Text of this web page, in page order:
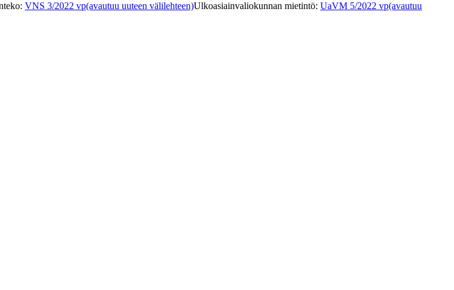
: VNS 3/2022 vp(avautuu uuteen välilehteen)Ulkoasiainvaliokunnan mietintö: UaVM 5/2022 vp(avautuu